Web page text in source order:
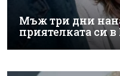
Мъж три дни
приятелката си